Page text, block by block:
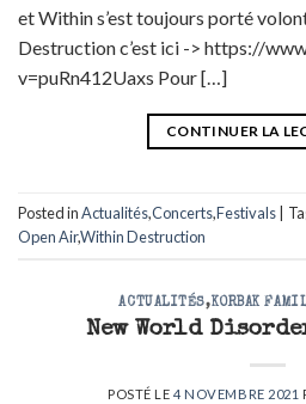
et Within s’est toujours porté
Destruction c’est ici -> https://
v=puRn412Uaxs Pour […]
CONTINUER LA
Posted inActualités,Concerts,Festivals
Open Air,Within Destruction
ACTUALITÉS,KORBAK
New World
POSTÉ LE4 NOVEMBRE 2021